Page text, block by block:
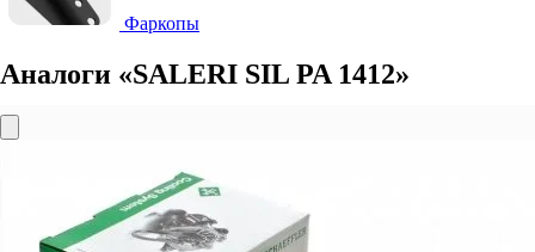
Фаркопы
Аналоги «SALERI SIL PA 1412»